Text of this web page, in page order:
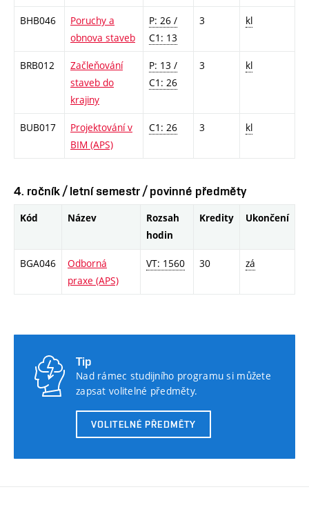
BHB046
Poruchy a
obnova staveb
P: 26 /
C1: 13
3 kl
BRB012
Začleňování
staveb do
krajiny
P: 13 /
C1: 26
3 kl
BUB017
Projektování v
BIM (APS)
C1: 26 3 kl
4. ročník / letní semestr / povinné předměty
Kód Název
Rozsah
hodin
Kredity Ukončení
BGA046
Odborná
praxe (APS)
VT: 1560 30 zá
Tip
Nad rámec studijního programu si můžete
zapsat volitelné předměty.
VOLITELNÉ PŘEDMĚTY